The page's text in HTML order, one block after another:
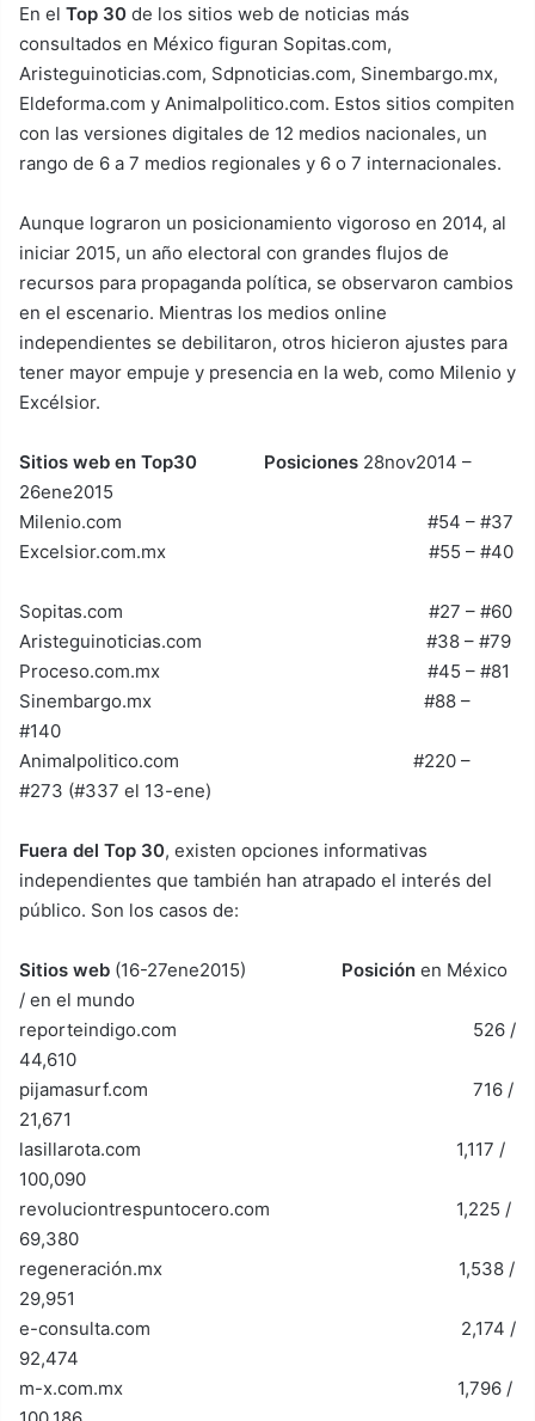
En el Top 30 de los sitios web de noticias más
consultados en México figuran Sopitas.com,
Aristeguinoticias.com, Sdpnoticias.com, Sinembargo.mx,
Eldeforma.com y Animalpolitico.com. Estos sitios compiten
con las versiones digitales de 12 medios nacionales, un
rango de 6 a 7 medios regionales y 6 o 7 internacionales.
Aunque lograron un posicionamiento vigoroso en 2014, al
iniciar 2015, un año electoral con grandes flujos de
recursos para propaganda política, se observaron cambios
en el escenario. Mientras los medios online
independientes se debilitaron, otros hicieron ajustes para
tener mayor empuje y presencia en la web, como Milenio y
Excélsior.
Sitios web en Top30 Posiciones 28nov2014 –
26ene2015
Milenio.com #54 – #37
Excelsior.com.mx #55 – #40
Sopitas.com #27 – #60
Aristeguinoticias.com #38 – #79
Proceso.com.mx #45 – #81
Sinembargo.mx #88 –
#140
Animalpolitico.com #220 –
#273 (#337 el 13-ene)
Fuera del Top 30, existen opciones informativas
independientes que también han atrapado el interés del
público. Son los casos de:
Sitios web (16-27ene2015) Posición en México
/ en el mundo
reporteindigo.com 526 /
44,610
pijamasurf.com 716 /
21,671
lasillarota.com 1,117 /
100,090
revoluciontrespuntocero.com 1,225 /
69,380
regeneración.mx 1,538 /
29,951
e-consulta.com 2,174 /
92,474
m-x.com.mx 1,796 /